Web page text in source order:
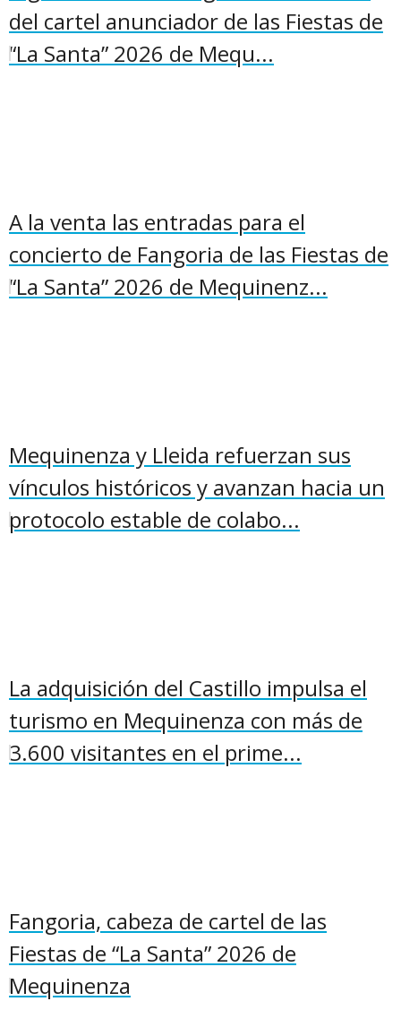
del cartel anunciador de las Fiestas de
“La Santa” 2026 de Mequ...
A la venta las entradas para el
concierto de Fangoria de las Fiestas de
“La Santa” 2026 de Mequinenz...
Mequinenza y Lleida refuerzan sus
vínculos históricos y avanzan hacia un
protocolo estable de colabo...
La adquisición del Castillo impulsa el
turismo en Mequinenza con más de
3.600 visitantes en el prime...
Fangoria, cabeza de cartel de las
Fiestas de “La Santa” 2026 de
Mequinenza